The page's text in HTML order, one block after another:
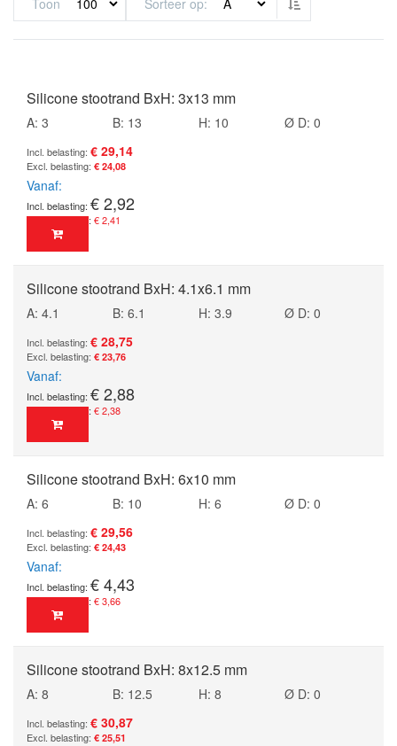
Toon Sorteer op
Silicone stootrand BxH: 3x13 mm
A: 3 B: 13 H: 10
Ø D: 0
€ 29,14
€ 24,08
Vanaf
€ 2,92
€ 2,41
Silicone stootrand BxH: 4.1x6.1 mm
A: 4.1 B: 6.1 H: 3.9
Ø D: 0
€ 28,75
€ 23,76
Vanaf
€ 2,88
€ 2,38
Silicone stootrand BxH: 6x10 mm
A: 6 B: 10 H: 6
Ø D: 0
€ 29,56
€ 24,43
Vanaf
€ 4,43
€ 3,66
Silicone stootrand BxH: 8x12.5 mm
A: 8 B: 12.5 H: 8
Ø D: 0
€ 30,87
€ 25,51